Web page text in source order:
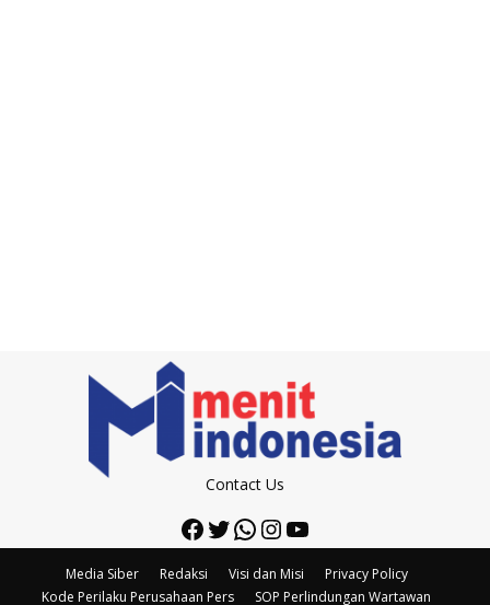
Contact Us
Facebook
Twitter
WhatsApp
Instagram
YouTube
Media Siber Redaksi Visi dan Misi
Privacy Policy
Kode Perilaku Perusahaan Pers
SOP Perlindungan Wartawan